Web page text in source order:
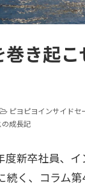
巻き起
ピヨピヨインサイドセ
成長記
新卒社員、
く、コラム第